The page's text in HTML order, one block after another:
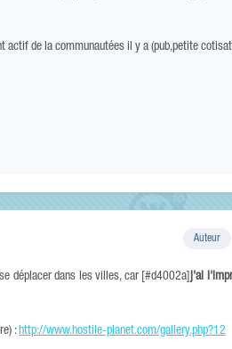
de la communautées il y a (pub,petite
Auteur
déplacer dans les villes, car [#d4002a] j'ai
:http://www.hostile-planet.com/gallery.php?12